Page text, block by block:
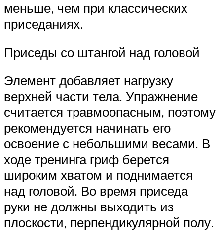
меньше, чем при классических
приседаниях.
Приседы со штангой над головой
Элемент добавляет нагрузку
верхней части тела. Упражнение
считается травмоопасным, поэтому
рекомендуется начинать его
освоение с небольшими весами. В
ходе тренинга гриф берется
широким хватом и поднимается
над головой. Во время приседа
руки не должны выходить из
плоскости, перпендикулярной полу.